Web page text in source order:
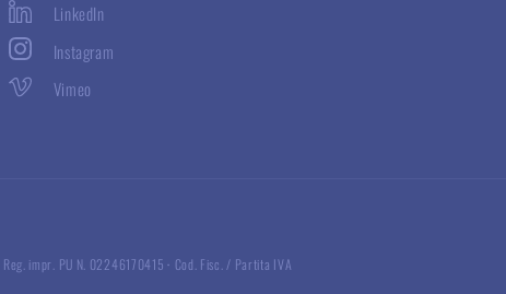
LinkedIn
Instagram
Vimeo
Reg. impr. PU N. 02246170415· Cod. Fisc. / Partita IVA